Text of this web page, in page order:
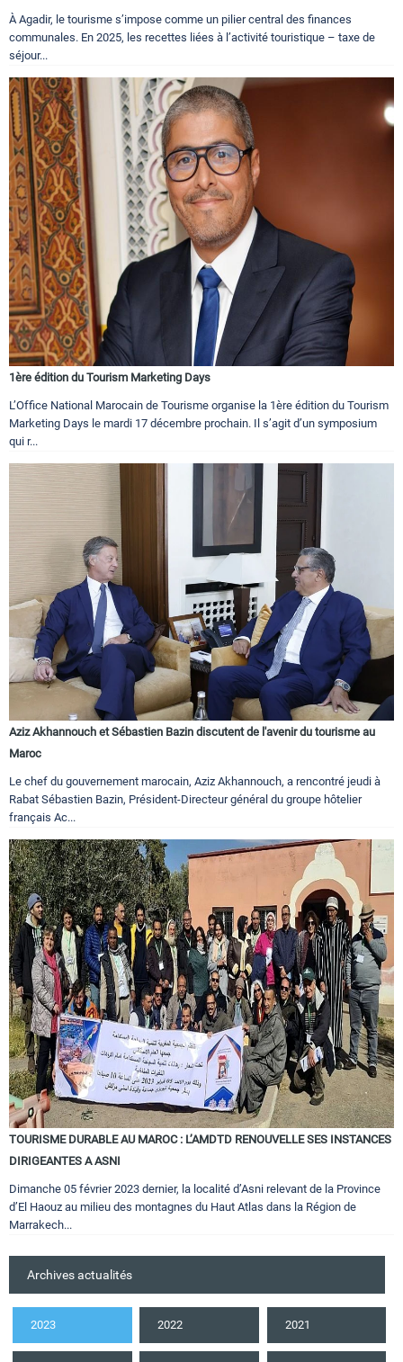
À Agadir, le tourisme s’impose comme un pilier central des finances
communales. En 2025, les recettes liées à l’activité touristique – taxe de
séjour...
1ère édition du Tourism Marketing Days
L’Office National Marocain de Tourisme organise la 1ère édition du Tourism
Marketing Days le mardi 17 décembre prochain. Il s’agit d’un symposium
qui r...
Aziz Akhannouch et Sébastien Bazin discutent de l'avenir du tourisme au
Maroc
Le chef du gouvernement marocain, Aziz Akhannouch, a rencontré jeudi à
Rabat Sébastien Bazin, Président-Directeur général du groupe hôtelier
français Ac...
TOURISME DURABLE AU MAROC : L’AMDTD RENOUVELLE SES INSTANCES
DIRIGEANTES A ASNI
Dimanche 05 février 2023 dernier, la localité d’Asni relevant de la Province
d’El Haouz au milieu des montagnes du Haut Atlas dans la Région de
Marrakech...
Archives actualités
2023 2022 2021